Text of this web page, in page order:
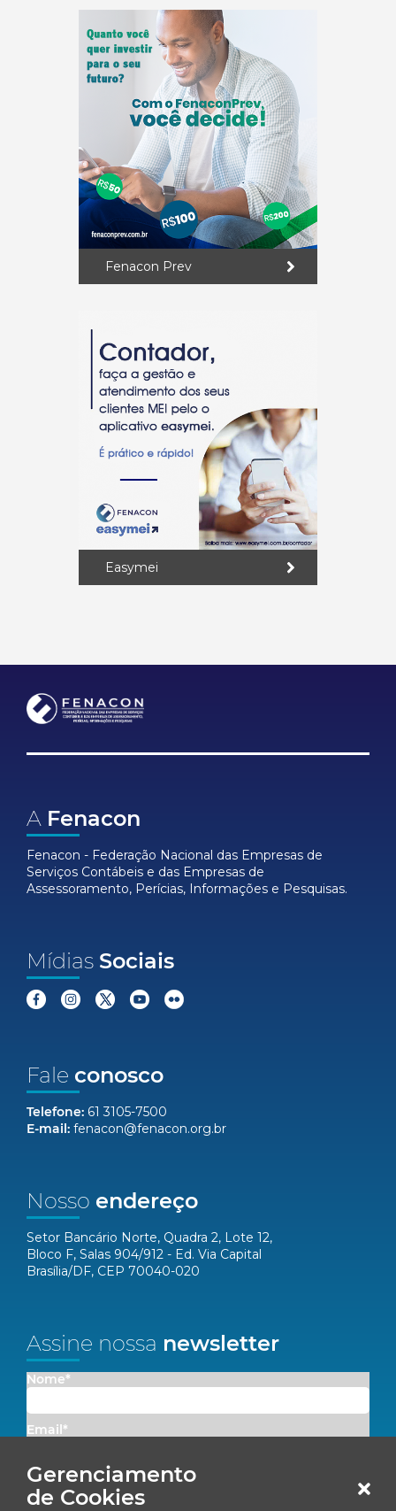
Gerenciamento
de Cookies
Fenacon Prev
Easymei
A Fenacon
Fenacon - Federação Nacional das Empresas de
Serviços Contábeis e das Empresas de
Assessoramento, Perícias, Informações e Pesquisas.
Mídias Sociais
Fale conosco
Telefone: 61 3105-7500
E-mail: fenacon@fenacon.org.br
Nosso endereço
Setor Bancário Norte, Quadra 2, Lote 12,
Bloco F, Salas 904/912 - Ed. Via Capital
Brasília/DF, CEP 70040-020
Assine nossa newsletter
Nome*
Email*
Concordo em receber comunicações da Fenacon.